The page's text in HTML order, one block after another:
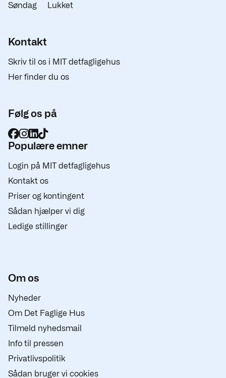
Søndag
Lukket
Kontakt
Skriv til os i MIT detfagligehus
Her finder du os
Følg os på
Populære emner
Login på MIT detfagligehus
Kontakt os
Priser og kontingent
Sådan hjælper vi dig
Ledige stillinger
Om os
Nyheder
Om Det Faglige Hus
Tilmeld nyhedsmail
Info til pressen
Privatlivspolitik
Sådan bruger vi cookies